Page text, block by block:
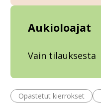
Aukioloajat
Vain tilauksesta
Opastetut kierrokset